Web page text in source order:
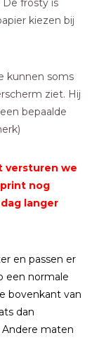
frosty is
kiezen bij
kunnen soms
ziet. Hij
bepaalde
versturen we
nog
langer
en passen er
een normale
bovenkant van
dan
maten